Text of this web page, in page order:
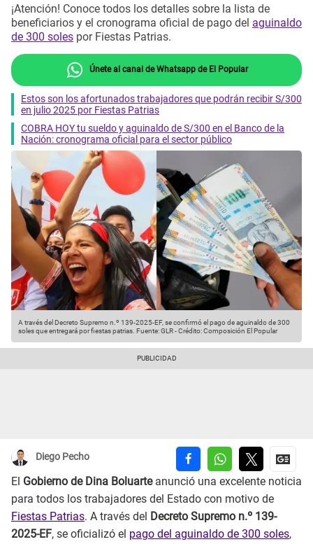
¡Atención! Conoce todos los detalles sobre la lista de
beneficiarios y el cronograma oficial de pago del aguinaldo
de 300 soles por Fiestas Patrias.
Únete al canal de Whatsapp de El Popular
Estos son los afortunados trabajadores que podrán recibir S/300
en julio 2025 por Fiestas Patrias
COBRA HOY tu sueldo y aguinaldo de S/300 en el Banco de la
Nación: cronograma oficial para el sector público
A través del Decreto Supremo n.º 139-2025-EF, se confirmó el pago de aguinaldo de 300
soles que entregará por fiestas patrias. Fuente: GLR-Crédito: Composición El Popular
Diego Pecho
El Gobierno de Dina Boluarteanunció una excelente noticia
para todos los trabajadores del Estado con motivo de
Fiestas Patrias. A través del Decreto Supremo n.º 139-
2025-EF, se oficializó el pago del aguinaldo de 300 soles,